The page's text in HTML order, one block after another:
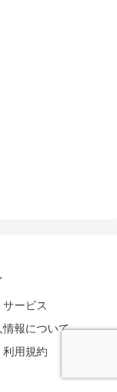
サービス
情報について
利用規約